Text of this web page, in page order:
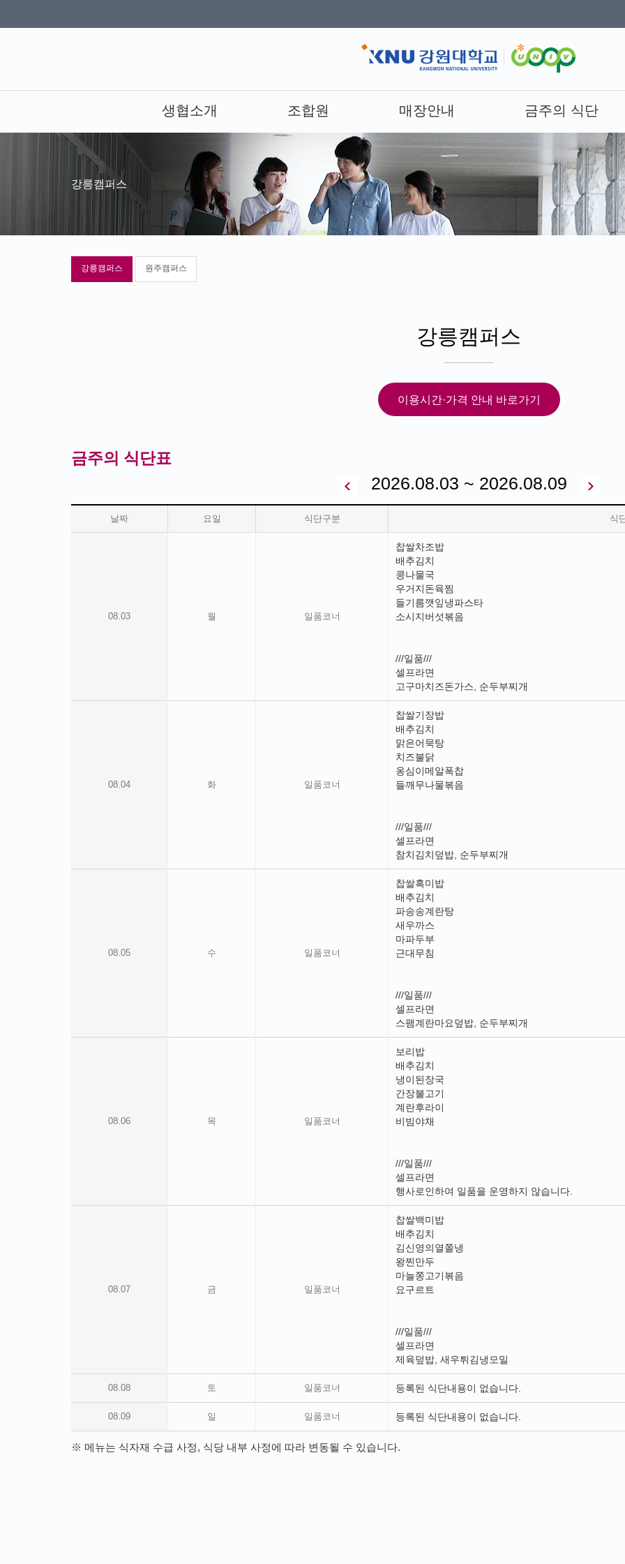
생협소개 조합원 매장안내 금주의 식단
강릉캠퍼스
강릉캠퍼스 원주캠퍼스
강릉캠퍼스
이용시간·가격 안내 바로가기
금주의 식단표
2026.08.03 ~ 2026.08.09
날짜 요일 식단구분 식
08.03 월 일품코너
찹쌀차조밥
배추김치
콩나물국
우거지돈육찜
들기름깻잎냉파스타
소시지버섯볶음
///일품///
셀프라면
고구마치즈돈가스, 순두부찌개
08.04 화 일품코너
찹쌀기장밥
배추김치
맑은어묵탕
치즈불닭
옹심이메알폭찹
들깨무나물볶음
///일품///
셀프라면
참치김치덮밥, 순두부찌개
08.05 수 일품코너
찹쌀흑미밥
배추김치
파송송계란탕
새우까스
마파두부
근대무침
///일품///
셀프라면
스팸계란마요덮밥, 순두부찌개
08.06 목 일품코너
보리밥
배추김치
냉이된장국
간장불고기
계란후라이
비빔야채
///일품///
셀프라면
행사로인하여 일품을 운영하지 않습니다.
08.07 금 일품코너
찹쌀백미밥
배추김치
김신영의열쫄냉
왕찐만두
마늘쫑고기볶음
요구르트
///일품///
셀프라면
제육덮밥, 새우튀김냉모밀
08.08 토 일품코너 등록된 식단내용이 없습니다.
08.09 일 일품코너 등록된 식단내용이 없습니다.
※ 메뉴는 식자재 수급 사정, 식당 내부 사정에 따라 변동될 수 있습니다.